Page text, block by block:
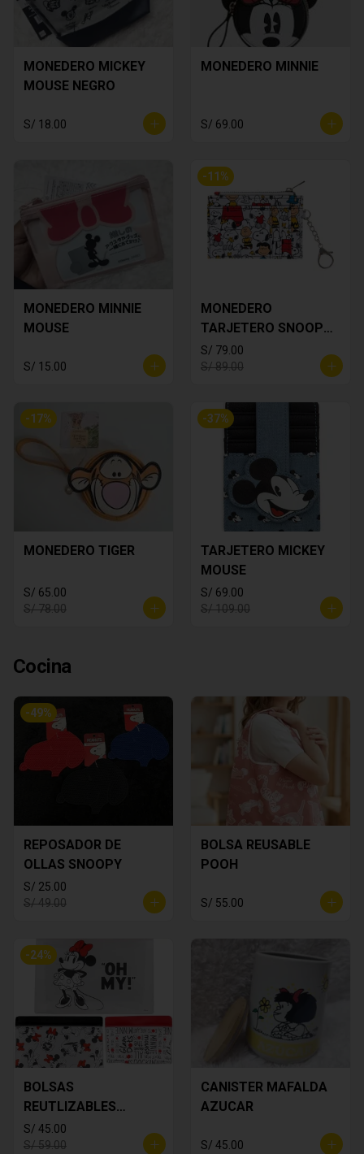
MONEDERO MICKEY
MOUSE NEGRO
S/ 18.00
MONEDERO MINNIE
S/ 69.00
MONEDERO MINNIE
MOUSE
S/ 15.00
-11 %
MONEDERO
TARJETERO SNOOPY
BLANCO
S/ 79.00
S/ 89.00
-17%
MONEDERO TIGER
S/ 65.00
S/ 78.00
-37%
TARJETERO MICKEY
MOUSE
S/ 69.00
S/ 109.00
Cocina
-49%
REPOSADOR DE
OLLAS SNOOPY
S/ 25.00
S/ 49.00
BOLSA REUSABLE
POOH
S/ 55.00
-24%
BOLSAS
REUTLIZABLES
MINNIE MOUSE
S/ 45.00
S/ 59.00
CANISTER MAFALDA
AZUCAR
S/ 45.00